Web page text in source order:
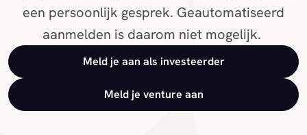
een persoonlijk gesprek. Geautomatiseerd
aanmelden is daarom niet mogelijk.
Meld je aan als investeerder
Meld je venture aan